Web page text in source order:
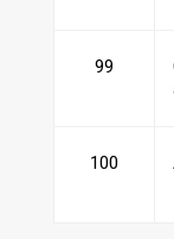
99
100